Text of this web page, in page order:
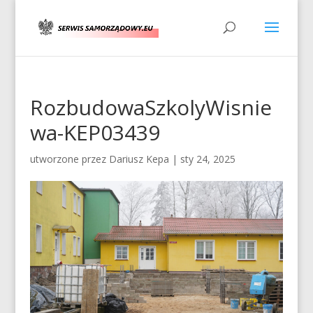
RozbudowaSzkolyWisnie
wa-KEP03439
utworzone przez Dariusz Kepa | sty 24, 2025